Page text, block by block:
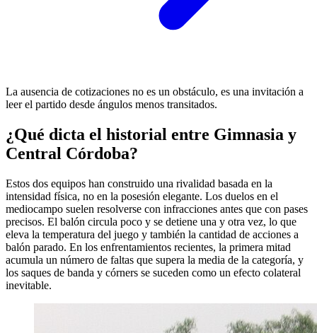
La ausencia de cotizaciones no es un obstáculo, es una invitación a
leer el partido desde ángulos menos transitados.
¿Qué dicta el historial entre Gimnasia y
Central Córdoba?
Estos dos equipos han construido una rivalidad basada en la
intensidad física, no en la posesión elegante. Los duelos en el
mediocampo suelen resolverse con infracciones antes que con pases
precisos. El balón circula poco y se detiene una y otra vez, lo que
eleva la temperatura del juego y también la cantidad de acciones a
balón parado. En los enfrentamientos recientes, la primera mitad
acumula un número de faltas que supera la media de la categoría, y
los saques de banda y córners se suceden como un efecto colateral
inevitable.